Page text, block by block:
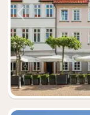
Vorige foto